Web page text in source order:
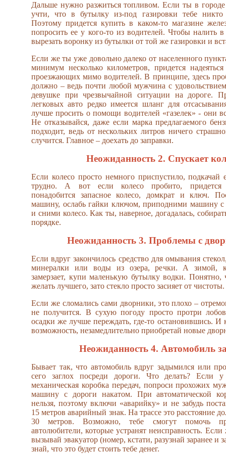
Дальше нужно разжиться топливом. Если ты в
учти, что в бутылку из-под газировки тебе никто
Поэтому придется купить в каком-то магазине
попросить ее у кого-то из водителей. Чтобы налить
вырезать воронку из бутылки от той же газировки и
Если же ты уже довольно далеко от населенного
минимум несколько километров, придется
проезжающих мимо водителей. В принципе, здесь
должно – ведь почти любой мужчина с
девушке при чрезвычайной ситуации на дороге.
легковых авто редко имеется шланг для
лучше просить о помощи водителей «газелек» - они
Не отказывайся, даже если марка предлагаемого
подходит, ведь от нескольких литров ничего
случится. Главное – доехать до заправки.
Неожиданность 2. Спускает
Если колесо просто немного приспустило, подкачай
трудно. А вот если колесо пробито, придется
понадобится запасное колесо, домкрат и ключ.
машину, ослабь гайки ключом, приподними машину
и сними колесо. Как ты, наверное, догадалась,
порядке.
Неожиданность 3. Проблемы с
Если вдруг закончилось средство для омывания
минералки или воды из озера, речки. А зимой,
замерзает, купи маленькую бутылку водки. Понятно,
желать лучшего, зато стекло просто засияет от чистоты.
Если же сломались сами дворники, это плохо –
не получится. В сухую погоду просто протри
осадки же лучше переждать, где-то остановившись. И
возможность, незамедлительно приобретай новые
Неожиданность 4. Автомобиль
Бывает так, что автомобиль вдруг задымился или
сего заглох посреди дороги. Что делать? Если у
механическая коробка передач, попроси прохожих
машину с дороги накатом. При автоматической
нельзя, поэтому включи «аварийку» и не забудь
15 метров аварийный знак. На трассе это расстояние
30 метров. Возможно, тебе смогут помочь
автолюбители, которые устранят неисправность.
вызывай эвакуатор (номер, кстати, разузнай заранее и
знай, что это будет стоить тебе денег.